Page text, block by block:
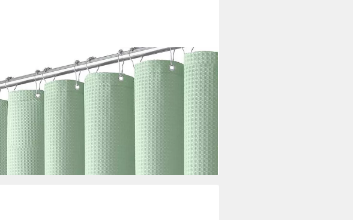
aus Waffelstoff, wasserabweisend,
& extra dick Breite 180 cm (1-tlg), strukturierter
für Badezimmer
€ 39,99 €
- in 5-6 Werktagen bei dir
+8